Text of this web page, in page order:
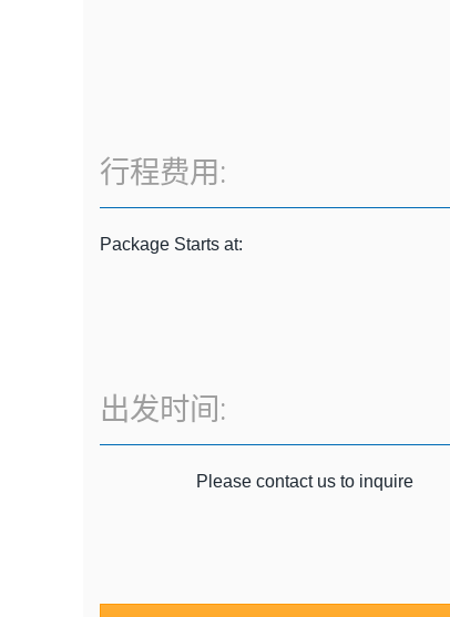
行程费用:
Package Starts at:
出发时间:
Please contact us to inquire